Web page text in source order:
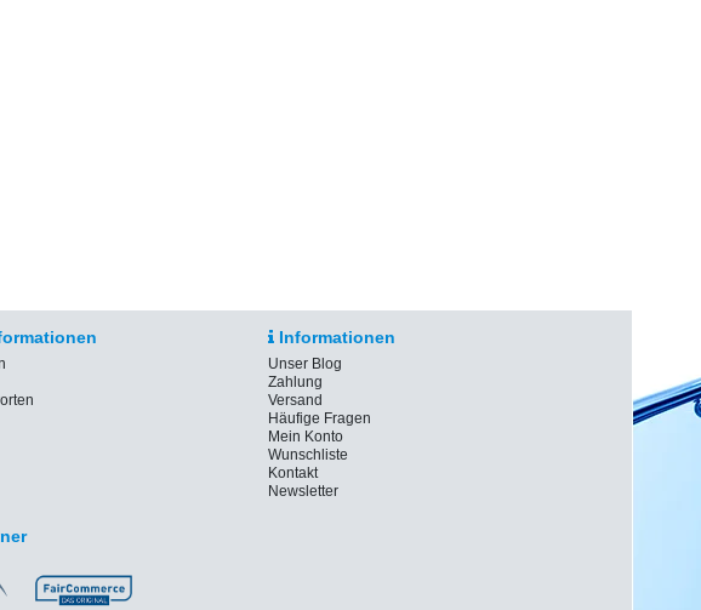
Informationen
Unser Blog
Zahlung
Versand
Häufige Fragen
Mein Konto
Wunschliste
Kontakt
Newsletter